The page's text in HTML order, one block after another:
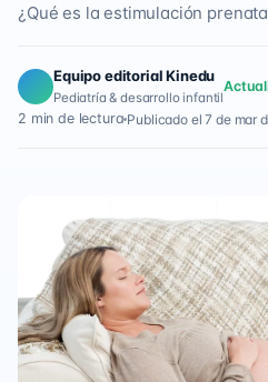
¿Qué es la estimulación
Equipo editorial Kinedu
Pediatría & desarrollo infantil
2 min de lectura Publicado el 7 de mar